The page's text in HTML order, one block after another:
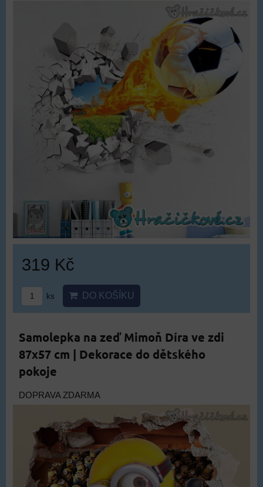
319 Kč
ks DO KOŠÍKU
Samolepka na zeď Mimoň Díra ve zdi
87x57 cm | Dekorace do dětského
pokoje
DOPRAVA ZDARMA